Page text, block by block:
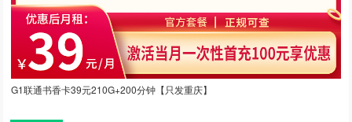
G1联通书香卡39元210G+200分钟【只发重庆】